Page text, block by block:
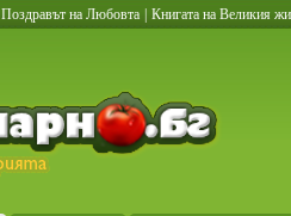
Поздравът на Любовта Книгата на Великия